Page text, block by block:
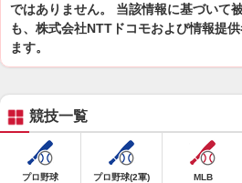
ではありません。 当該情報に基づいて
も、株式会社NTTドコモおよび情報提
ます。
競技一覧
プロ野球 プロ野球(2軍) MLB